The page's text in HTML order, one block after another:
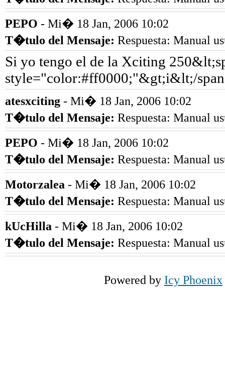
PEPO - Mi� 18 Jan, 2006 10:02
T�tulo del Mensaje: Respuesta: Manual
Si yo tengo el de la Xciting
style="color:#ff0000;"&gt;i&lt;/
atesxciting - Mi� 18 Jan, 2006 10:02
T�tulo del Mensaje: Respuesta: Manual
PEPO - Mi� 18 Jan, 2006 10:02
T�tulo del Mensaje: Respuesta: Manual
Motorzalea - Mi� 18 Jan, 2006 10:02
T�tulo del Mensaje: Respuesta: Manual
kUcHilla - Mi� 18 Jan, 2006 10:02
T�tulo del Mensaje: Respuesta: Manual
Powered by Icy Phoenix